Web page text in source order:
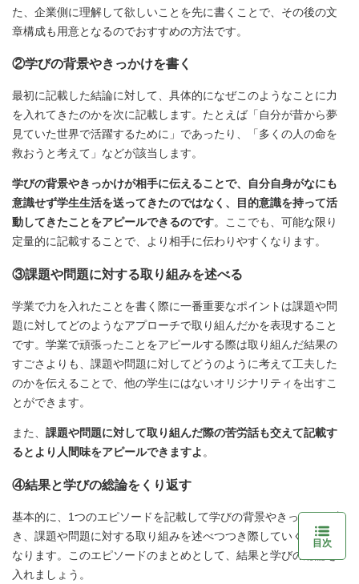
た、企業側に理解して欲しいことを先に書くことで、その後の文
章構成も用意となるのでおすすめの方法です。
②学びの背景やきっかけを書く
最初に記載した結論に対して、具体的になぜこのようなことに力
を入れてきたのかを次に記載します。たとえば「自分が昔から夢
見ていた世界で活躍するために」であったり、「多くの人の命を
救おうと考えて」などが該当します。
学びの背景やきっかけが相手に伝えることで、自分自身がなにも
意識せず学生生活を送ってきたのではなく、目的意識を持って活
動してきたことをアピールできるのです。ここでも、可能な限り
定量的に記載することで、より相手に伝わりやすくなります。
③課題や問題に対する取り組みを述べる
学業で力を入れたことを書く際に一番重要なポイントは課題や問
題に対してどのようなアプローチで取り組んだかを表現すること
です。学業で頑張ったことをアピールする際は取り組んだ結果の
すごさよりも、課題や問題に対してどうのように考えて工夫した
のかを伝えることで、他の学生にはないオリジナリティを出すこ
とができます。
また、 課題や問題に対して取り組んだ際の苦労話も交えて記載す
るとより人間味をアピールできますよ 。
④結果と学びの総論をくり返す
基本的に、1つのエピソードを記載して学びの背景やきっかけを書
き、課題や問題に対する取り組みを述べつつき際していくことに
なります。このエピソードのまとめとして、結果と学びの総論を
入れましょう。
目次